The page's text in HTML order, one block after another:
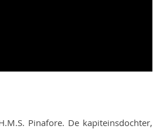
Pinafore. De kapiteinsdochter,